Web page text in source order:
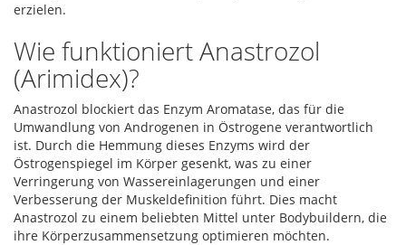
erzielen.
Wie funktioniert Anastrozol
(Arimidex)?
Anastrozol blockiert das Enzym Aromatase, das für die
Umwandlung von Androgenen in Östrogene verantwortlich
ist. Durch die Hemmung dieses Enzyms wird der
Östrogenspiegel im Körper gesenkt, was zu einer
Verringerung von Wassereinlagerungen und einer
Verbesserung der Muskeldefinition führt. Dies macht
Anastrozol zu einem beliebten Mittel unter Bodybuildern, die
ihre Körperzusammensetzung optimieren möchten.